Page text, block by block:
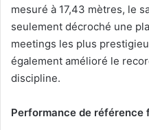
mesuré à 17,43 mètres, le
seulement décroché une
meetings les plus
également amélioré le
discipline.
Performance de référence